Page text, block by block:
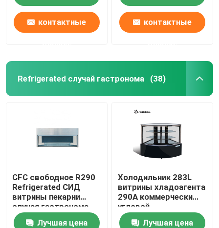
Продукция
О Компании
контактные контактные
Refrigerated случай гастронома (38)
CFC свободное R290
Refrigerated СИД
витрины пекарни
случая гастронома
внутрь
Лучшая цена
Холодильник 283L
витрины хладоагента
290A коммерчески
угловой
Лучшая цена